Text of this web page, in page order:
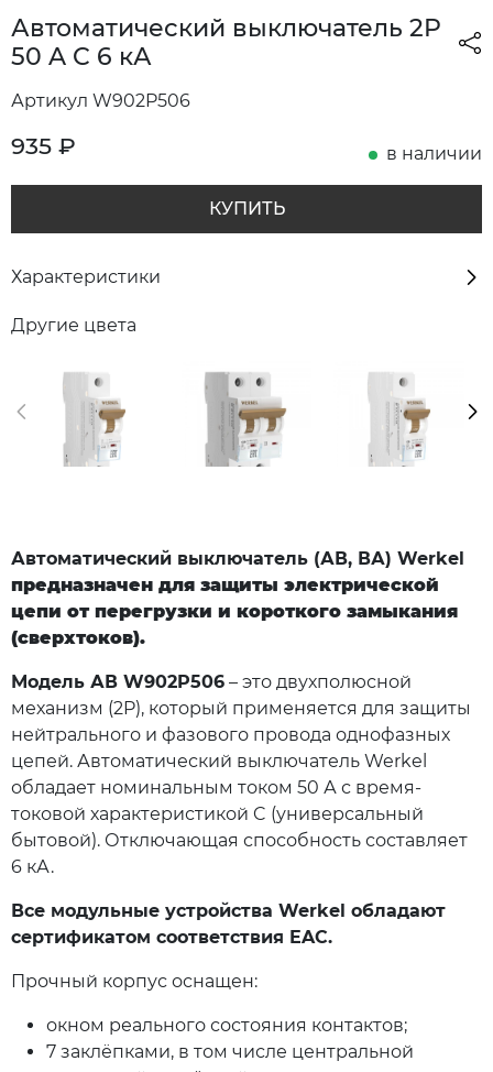
Автоматический выключатель 2P
50 A C 6 кА
Артикул W902P506
935 ₽ в наличии
КУПИТЬ
Характеристики
Другие цвета
Автоматический выключатель (АВ, ВА) Werkel
предназначен для защиты электрической
цепи от перегрузки и короткого замыкания
(сверхтоков).
Модель АВ W902P506 – это двухполюсной
механизм (2P), который применяется для защиты
нейтрального и фазового провода однофазных
цепей. Автоматический выключатель Werkel
обладает номинальным током 50 А с время-
токовой характеристикой C (универсальный
бытовой). Отключающая способность составляет
6 кА.
Все модульные устройства Werkel обладают
сертификатом соответствия EAC.
Прочный корпус оснащен:
окном реального состояния контактов;
7 заклёпками, в том числе центральной